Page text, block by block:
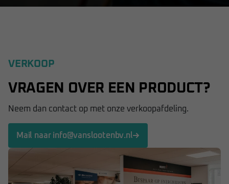
VERKOOP
VRAGEN OVER EEN PRODUCT?
Neem dan contact op met onze verkoopafdeling.
Mail naar info@vanslootenbv.nl